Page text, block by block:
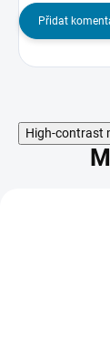
Přidat
High-contrast